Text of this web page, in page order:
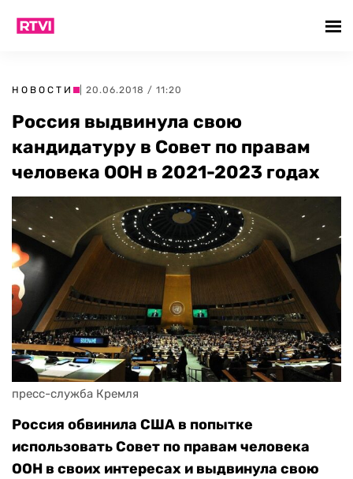
НОВОСТИ | 20.06.2018 / 11:20
Россия выдвинула свою
кандидатуру в Совет по правам
человека ООН в 2021-2023 годах
пресс-служба Кремля
Россия обвинила США в попытке
использовать Совет по правам человека
ООН в своих интересах и выдвинула свою